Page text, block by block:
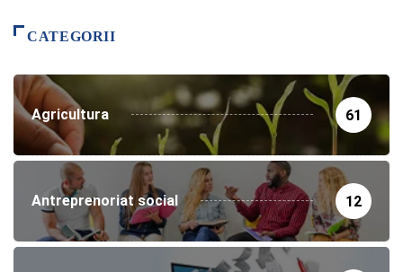
CATEGORII
Agricultura 61
Antreprenoriat social 12